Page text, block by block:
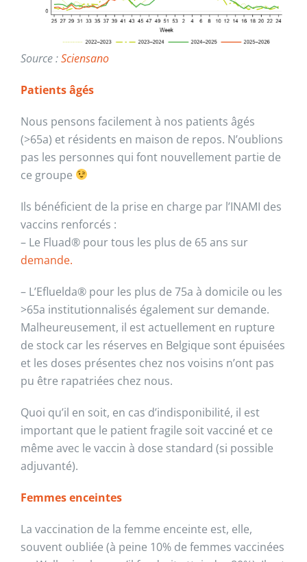
Source :Sciensano
Patients âgés
Nous pensons facilement à nos patients âgés
(>65a) et résidents en maison de repos. N’oublions
pas les personnes qui font nouvellement partie de
ce groupe
Ils bénéficient de la prise en charge par l’INAMI des
vaccins renforcés :
– Le Fluad® pour tous les plus de 65 ans sur
demande.
– L’Efluelda® pour les plus de 75a à domicile ou les
>65a institutionnalisés également sur demande.
Malheureusement, il est actuellement en rupture
de stock car les réserves en Belgique sont épuisées
et les doses présentes chez nos voisins n’ont pas
pu être rapatriées chez nous.
Quoi qu’il en soit, en cas d’indisponibilité, il est
important que le patient fragile soit vacciné et ce
même avec le vaccin à dose standard (si possible
adjuvanté).
Femmes enceintes
La vaccination de la femme enceinte est, elle,
souvent oubliée (à peine 10% de femmes vaccinées